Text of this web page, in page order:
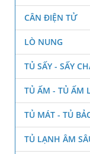
CÂN ĐIỆN TỬ
LÒ NUNG
TỦ SẤY - SẤY
TỦ ẤM - TỦ ẤM
TỦ MÁT - TỦ
TỦ LẠNH ÂM